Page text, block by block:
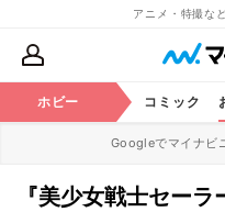
アニメ・特撮な
ホビー
アニメ コミック
Googleでマイナビ
『美少女戦士セー